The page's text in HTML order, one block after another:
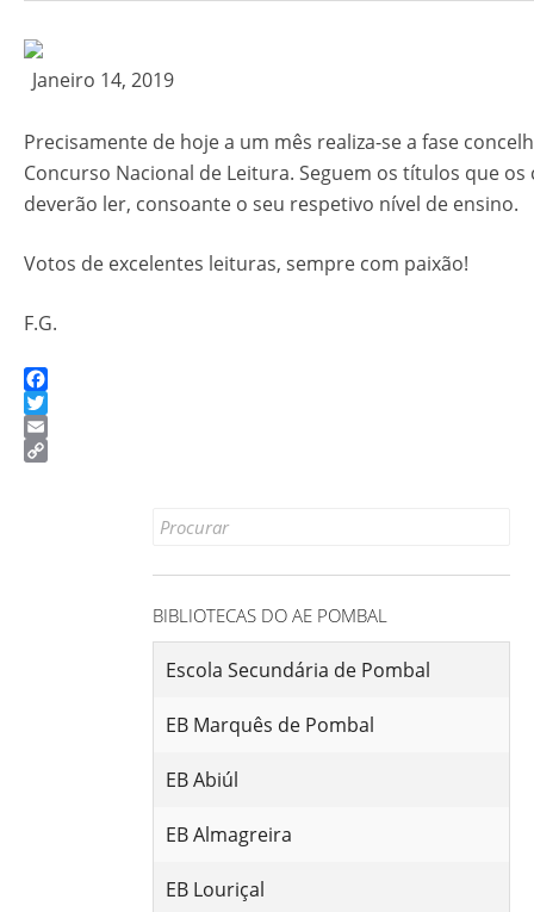
Janeiro 14, 2019
Precisamente de hoje a um mês realiza-se a fase
Concurso Nacional de Leitura. Seguem os títulos que
deverão ler, consoante o seu respetivo nível de ensino.
Votos de excelentes leituras, sempre com paixão!
F.G.
Facebook
Twitter
Email
Search
BIBLIOTECAS DO AE POMBAL
Escola Secundária de Pombal
EB Marquês de Pombal
EB Abiúl
EB Almagreira
EB Louriçal